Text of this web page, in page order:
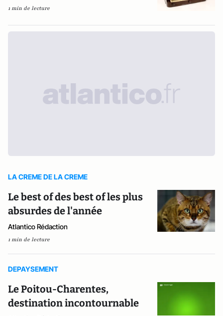
1 min de lecture
LA CREME DE LA CREME
Le best of des best of les plus
absurdes de l'année
Atlantico Rédaction
1 min de lecture
DEPAYSEMENT
Le Poitou-Charentes,
destination incontournable